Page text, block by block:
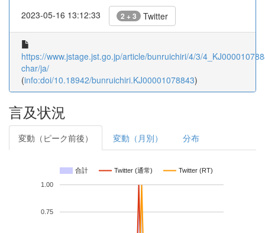
2023-05-16 13:12:33 2 + 3 Twitter
https://www.jstage.jst.go.jp/article/bunruichiri/4/3/
char/ja/
(info:doi/10.18942/bunruichiri.KJ00001078843)
言及状況
変動（ピーク前後） 変動（月別） 分布
合計 Twitter (通常) Twitter (RT)
0.75
1.00